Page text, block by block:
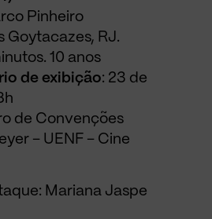
Pinheiro
Goytacazes, RJ.
10 anos
de exibição: 23 de
de Convenções
– UENF – Cine
Mariana Jaspe